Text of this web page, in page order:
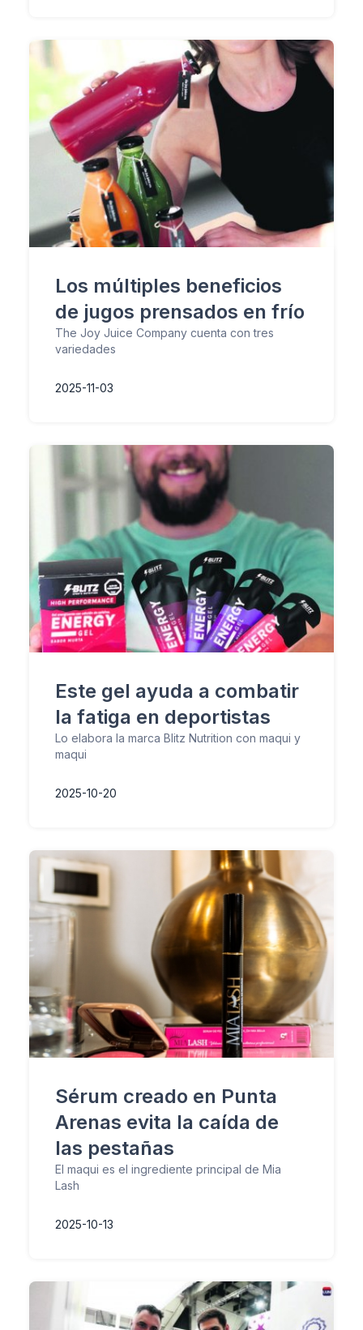
Los múltiples beneficios
de jugos prensados en frío
The Joy Juice Company cuenta con tres
variedades
2025-11-03
Este gel ayuda a combatir
la fatiga en deportistas
Lo elabora la marca Blitz Nutrition con maqui y
maqui
2025-10-20
Sérum creado en Punta
Arenas evita la caída de
las pestañas
El maqui es el ingrediente principal de Mia
Lash
2025-10-13